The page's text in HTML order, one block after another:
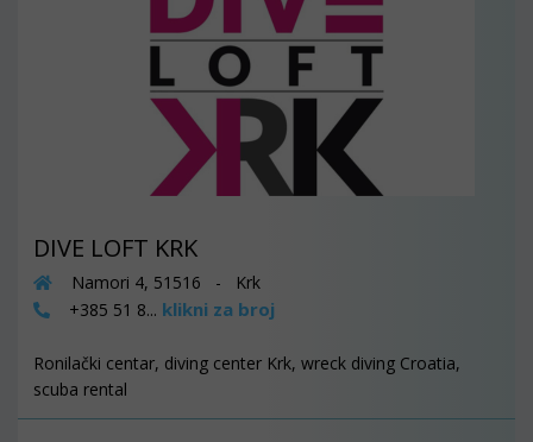
DIVE LOFT KRK
Namori 4, 51516 - Krk
+385 51 8... klikni za broj
Ronilački centar, diving center Krk, wreck diving Croatia,
scuba rental